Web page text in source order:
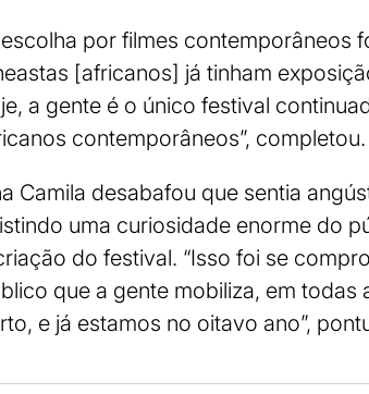
escolha por filmes contemporâneos
[africanos] já tinham
a gente é o único festival
contemporâneos”, completou.
Camila desabafou que sentia
uma curiosidade enorme do
do festival. “Isso foi se
que a gente mobiliza, em
e já estamos no oitavo ano”,